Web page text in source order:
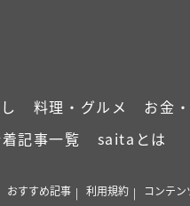
料理・グルメ お金
記事一覧 saitaとは
おすすめ記事 利用規約 コンテ